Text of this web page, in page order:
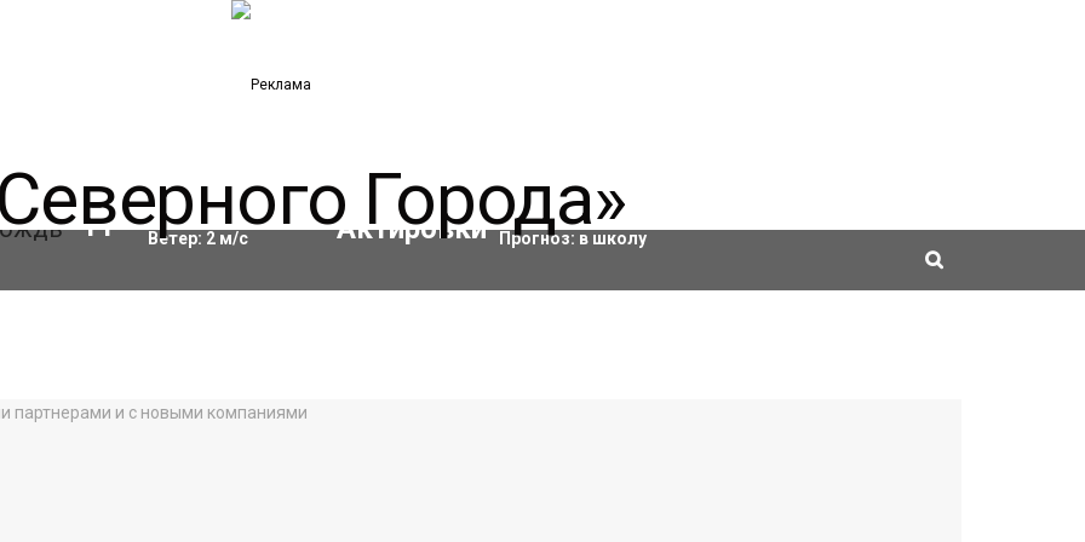
11 °C Влажность:97%
Ветер: 2м/с
Актировки
Прогноз: в школу